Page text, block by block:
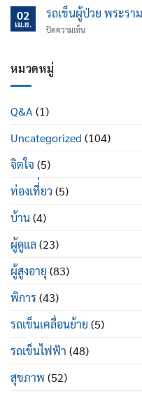
ไหน
นอน
นอน
ช่วย
ป้องกัน
ข้อ
บ้าง
02
เม.ย.
รถเข็นผู้ป่วย พระรา
ปิดความเห็นบน
ยี่ห้อ
หมวดหมู่
Q&A (1)
Uncategorized (104)
จิตใจ (5)
ท่องเที่่ยว (5)
บ้าน(4)
ผู้ดูแล (23)
ผู้สูงอายุ (83)
พิการ (43)
รถเข็นเคลื่อนย้าย (5)
รถเข็นไฟฟ้า (48)
สุขภาพ (52)